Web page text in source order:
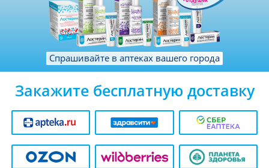
Спрашивайте в аптеках вашего города
Закажите бесплатную доставку